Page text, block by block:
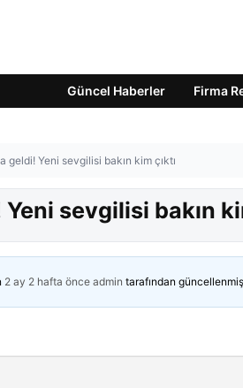
Güncel Haberler Firma
geldi! Yeni sevgilisi bakın kim çıktı
sevgilisi bakın
2 ay 2 hafta önce admin tarafından